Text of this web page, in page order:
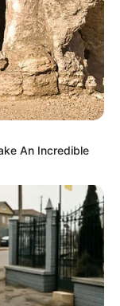
An Incredible